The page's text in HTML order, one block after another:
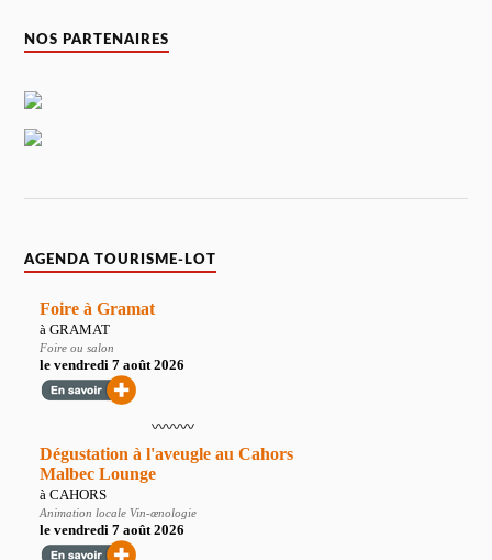
NOS PARTENAIRES
AGENDA TOURISME-LOT